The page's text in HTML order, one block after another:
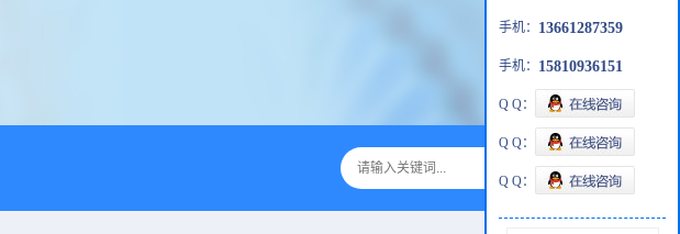
手机： 13661287359
手机： 15810936151
Q Q：
Q Q：
Q Q：